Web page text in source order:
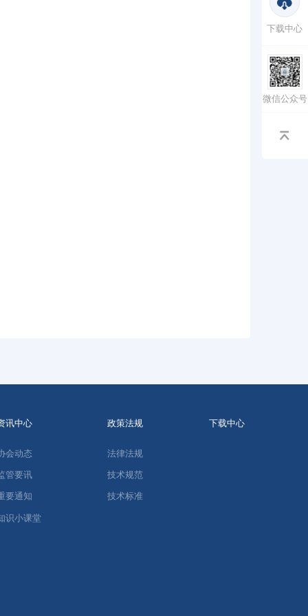
讯中心
会动态
管要讯
要通知
识小课堂
政策法规
法律法规
技术规范
技术标准
下载中心
下载中心
微信公众号